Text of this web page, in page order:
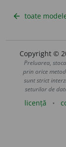
arrow_back toate
Copyright ©
Preluarea,
prin orice
sunt strict
seturilor de
licență